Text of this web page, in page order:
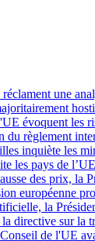
une
évoquent les
du règlement
inquiète les
les pays de
des prix,
européenne
la
directive sur la
de l'UE